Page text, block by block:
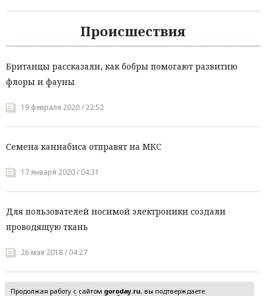
Происшествия
Британцы рассказали, как бобры помогают развитию
флоры и фауны
19 февраля 2020 / 22:52
Семена каннабиса отправят на МКС
17 января 2020 / 04:31
Для пользователей носимой электроники создали
проводящую ткань
26 мая 2018 / 04:27
Продолжая работу с сайтом goroday.ru, вы подтверждаете